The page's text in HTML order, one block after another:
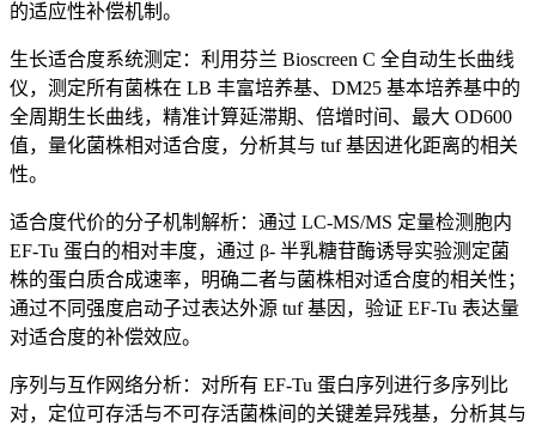
的适应性补偿机制。
生长适合度系统测定：利用芬兰 Bioscreen C 全自动生长曲线
仪，测定所有菌株在 LB 丰富培养基、DM25 基本培养基中的
全周期生长曲线，精准计算延滞期、倍增时间、最大 OD600
值，量化菌株相对适合度，分析其与 tuf 基因进化距离的相关
性。
适合度代价的分子机制解析：通过 LC-MS/MS 定量检测胞内
EF-Tu 蛋白的相对丰度，通过 β- 半乳糖苷酶诱导实验测定菌
株的蛋白质合成速率，明确二者与菌株相对适合度的相关性；
通过不同强度启动子过表达外源 tuf 基因，验证 EF-Tu 表达量
对适合度的补偿效应。
序列与互作网络分析：对所有 EF-Tu 蛋白序列进行多序列比
对，定位可存活与不可存活菌株间的关键差异残基，分析其与